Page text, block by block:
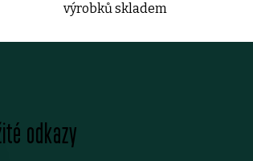
výrobků skladem
odkazy